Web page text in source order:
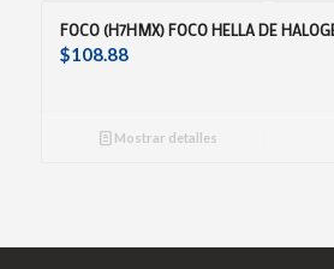
FOCO (H7HMX) FOCO HELLA DE
$108.88
Mostrar detalles